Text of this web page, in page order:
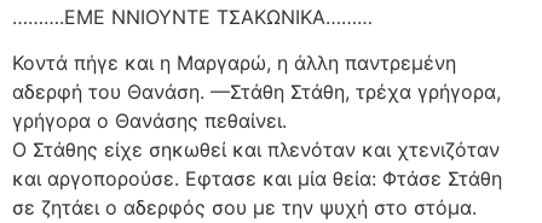
……….ΕΜΕ ΝΝΙΟΥΝΤΕ ΤΣΑΚΩΝΙΚΑ………
Κοντά πήγε και η Μαργαρώ, η άλλη παντρεμένη
αδερφή του Θανάση. —Στάθη Στάθη, τρέχα γρήγορα,
γρήγορα ο Θανάσης πεθαίνει.
Ο Στάθης είχε σηκωθεί και πλενόταν και χτενιζόταν
και αργοπορούσε. Εφτασε και μία θεία: Φτάσε Στάθη
σε ζητάει ο αδερφός σου με την ψυχή στο στόμα.